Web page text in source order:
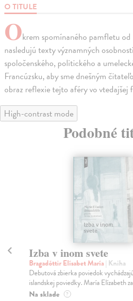
O TITULE
Okrem spomínaného pamfletu
nasledujú texty významných
spoločenského, politického a
Francúzsku, aby sme dnešným
obraz reflexie tejto aféry vo vtedajšej
High-contrast mode
Podobné
Izba v inom svete
Bragadóttir Elísabet María| Kniha
Debutová zbierka poviedok
islandskej poviedky. María Elízabeth
Na sklade ?